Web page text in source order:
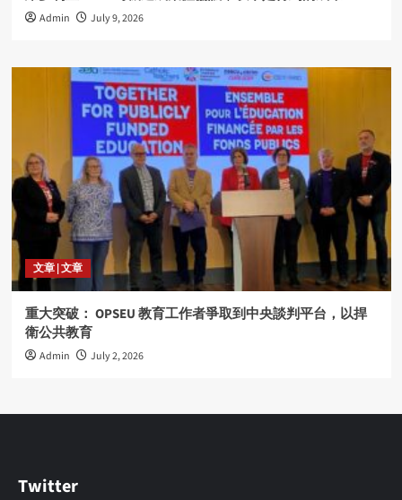
Admin July 9, 2026
文章 | 文章
重大突破： OPSEU 教育工作者爭取到中央談判平台，以捍
衛公共教育
Admin July 2, 2026
Twitter